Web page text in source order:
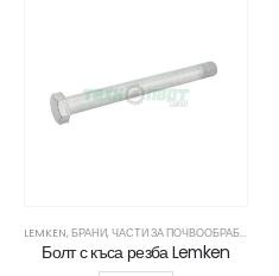
LEMKEN,БРАНИ,ЧАСТИ ЗА ПОЧВООБРАБОТВАЩА ТЕХНИКА
Болт с къса резба Lemken